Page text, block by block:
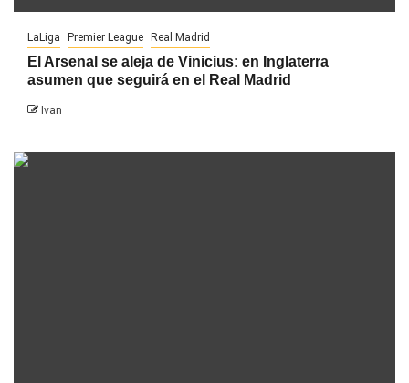
LaLiga Premier League Real Madrid
El Arsenal se aleja de Vinicius: en Inglaterra
asumen que seguirá en el Real Madrid
Ivan